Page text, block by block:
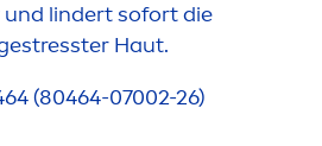
lindert sofort die
stresster Haut.
(80464-07002-26)